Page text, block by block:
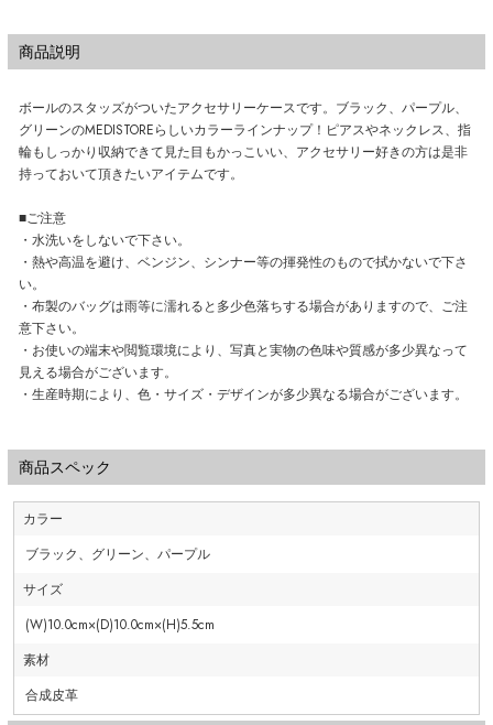
商品説明
ボールのスタッズがついたアクセサリーケースです。ブラック、パープル、
グリーンのMEDISTOREらしいカラーラインナップ！ピアスやネックレス、指
輪もしっかり収納できて見た目もかっこいい、アクセサリー好きの方は是非
持っておいて頂きたいアイテムです。
■ご注意
・水洗いをしないで下さい。
・熱や高温を避け、ベンジン、シンナー等の揮発性のもので拭かないで下さ
い。
・布製のバッグは雨等に濡れると多少色落ちする場合がありますので、ご注
意下さい。
・お使いの端末や閲覧環境により、写真と実物の色味や質感が多少異なって
見える場合がございます。
・生産時期により、色・サイズ・デザインが多少異なる場合がございます。
商品スペック
カラー
ブラック、グリーン、パープル
サイズ
(W)10.0cm×(D)10.0cm×(H)5.5cm
素材
合成皮革